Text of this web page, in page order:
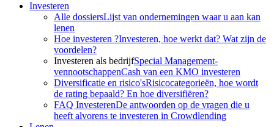
Investeren
Alle dossiersLijst van ondernemingen waar u aan kan
lenen
Hoe investeren ?Investeren, hoe werkt dat? Wat zijn de
voordelen?
Investeren als bedrijfSpecial Management-
vennootschappenCash van een KMO investeren
Diversificatie en risico'sRisicocategorieën, hoe wordt
de rating bepaald? En hoe diversifiëren?
FAQ InvesterenDe antwoorden op de vragen die u
heeft alvorens te investeren in Crowdlending